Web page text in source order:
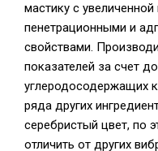
мастику с
пенетрационными и
свойствами.
показателей за счет
углеродосодержащих
ряда других
серебристый цвет, по
отличить от других